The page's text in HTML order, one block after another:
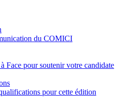
du COMICI
Face pour soutenir votre candidate
pour cette édition